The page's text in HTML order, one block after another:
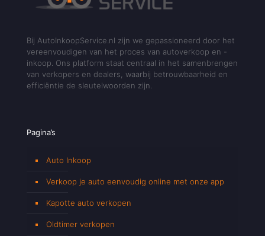
Bij AutoInkoopService.nl zijn we gepassioneerd door het
vereenvoudigen van het proces van autoverkoop en -
inkoop. Ons platform staat centraal in het samenbrengen
van verkopers en dealers, waarbij betrouwbaarheid en
efficiëntie de sleutelwoorden zijn.
Pagina’s
Auto Inkoop
Verkoop je auto eenvoudig online met onze app
Kapotte auto verkopen
Oldtimer verkopen